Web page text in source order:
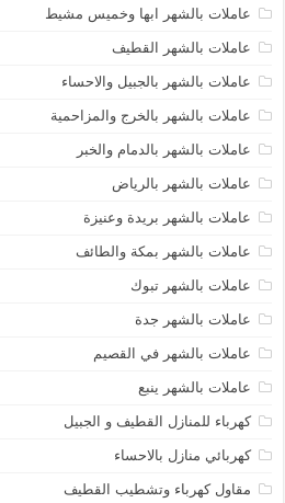
عاملات بالشهر ابها وخميس مشيط
عاملات بالشهر القطيف
عاملات بالشهر بالجبيل والاحساء
عاملات بالشهر بالخرج والمزاحمية
عاملات بالشهر بالدمام والخبر
عاملات بالشهر بالرياض
عاملات بالشهر بريدة وعنيزة
عاملات بالشهر بمكة والطائف
عاملات بالشهر تبوك
عاملات بالشهر جدة
عاملات بالشهر في القصيم
عاملات بالشهر ينبع
كهرباء للمنازل القطيف و الجبيل
كهربائي منازل بالاحساء
مقاول كهرباء وتشطيب القطيف